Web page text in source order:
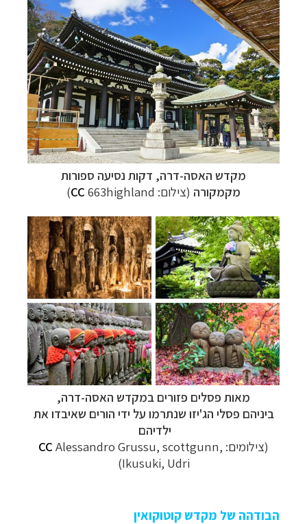
מקדש האסה-דרה, דקות נסיעה ספורות
מקמקורה (צילום: CC 663highland)
מאות פסלים פזורים במקדש האסה-דרה,
ביניהם פסלי הג'יזו שנתרמו על ידי הורים שאיבדו את
ילדיהם
(צילומים:
CC Alessandro Grussu, scottgunn,
Ikusuki, Udri)
הבודהה של מקדש קוטוקואין